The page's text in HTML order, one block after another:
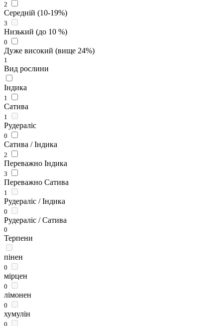
2
Середній (10-19%)
3
Низький (до 10 %)
0
Дуже високий (вище 24%)
1
Вид рослини
Індика
1
Сатива
1
Рудераліс
0
Сатива / Індика
2
Переважно Індика
3
Переважно Сатива
1
Рудераліс / Індика
0
Рудераліс / Сатива
0
Терпени
пінен
0
мірцен
0
лімонен
0
хумулін
0